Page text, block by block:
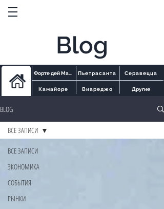
Blog
Форте дей Марми Пьетрасанта Серавецца
Камайоре Виареджо Другие
BLOG
ВСЕ ЗАПИСИ
ЭКОНОМИКА
СОБЫТИЯ
РЫНКИ
ВСЕ ЗАПИСИ